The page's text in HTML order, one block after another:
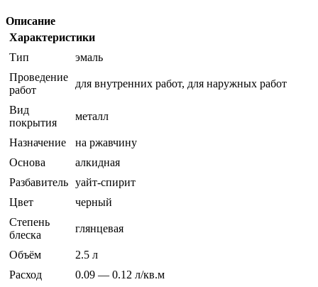
Описание
Характеристики
Тип
эмаль
Проведение
работ
для внутренних работ, для наружных работ
Вид
покрытия
металл
Назначение
на ржавчину
Основа
алкидная
Разбавитель уайт-спирит
Цвет
черный
Степень
блеска
глянцевая
Объём
2.5 л
Расход
0.09 — 0.12 л/кв.м